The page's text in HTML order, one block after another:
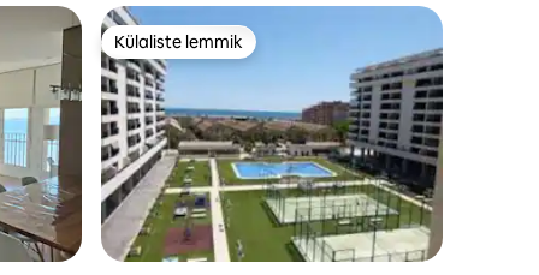
Külaliste lemmik
Külaliste lemmik